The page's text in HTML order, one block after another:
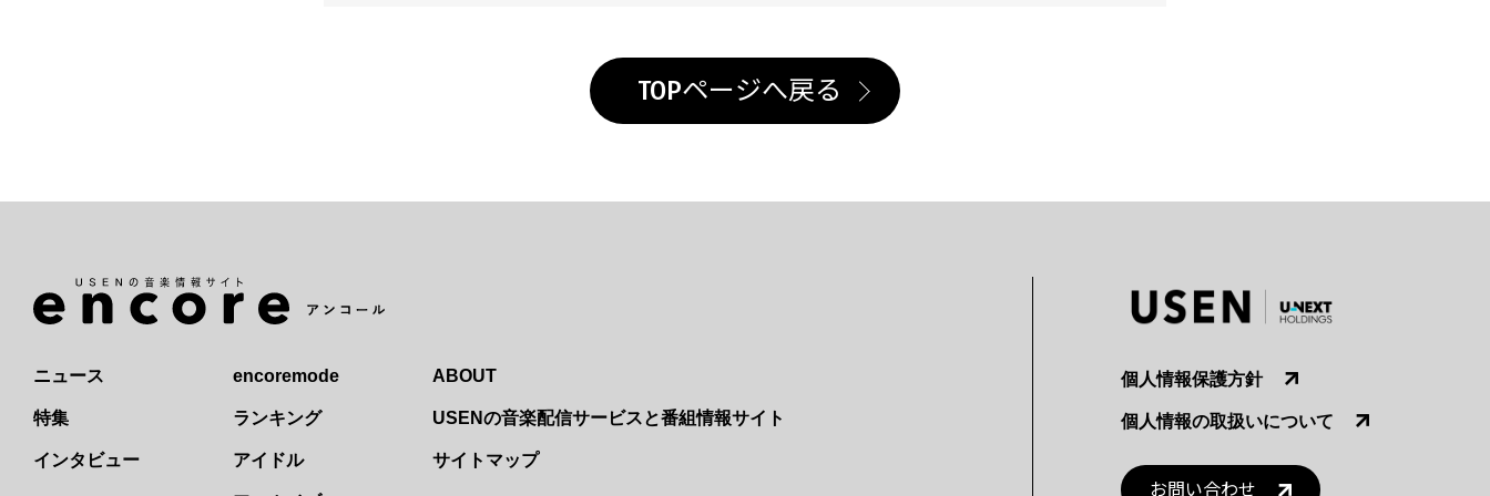
TOPページへ戻る
ニュース
特集
インタビュー
encoremode
ランキング
アイドル
ABOUT
USENの音楽配信サービスと番組情報サイト
サイトマップ
個人情報保護方針
個人情報の取扱いについて
お問い合わせ